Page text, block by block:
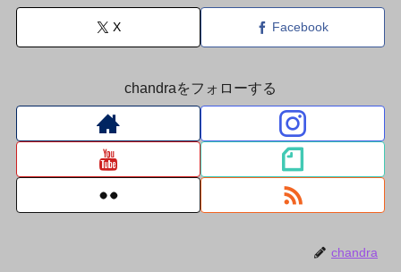
X Facebook
chandraをフォローする
chandra